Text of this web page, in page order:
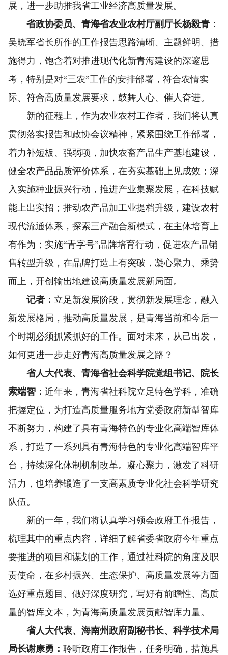
展，进一步助推我省工业经济高质量发展。
省政协委员、青海省农业农村厅副厅长杨毅青：
吴晓军省长所作的工作报告思路清晰、主题鲜明、措
施得力，饱含着对推进现代化新青海建设的深邃思
考，特别是对“三农”工作的安排部署，符合农情实
际、符合高质量发展要求，鼓舞人心、催人奋进。
新的征程上，作为农业农村工作者，我们将认真
贯彻落实报告和政协会议精神，紧紧围绕工作部署，
着力补短板、强弱项，加快农畜产品生产基地建设，
健全农产品品质评价体系，在夯实基础上见成效；深
入实施种业振兴行动，推进产业集聚发展，在科技赋
能上出实招；推动农产品加工业提档升级，建设农村
现代流通体系，探索三产融合新模式，在主体培育上
有作为；实施“青字号”品牌培育行动，促进农产品销
售转型升级，在品牌打造上有突破，凝心聚力、乘势
而上，开创输出地建设高质量发展新局面。
记者： 立足新发展阶段，贯彻新发展理念，融入
新发展格局，推动高质量发展，是青海当前和今后一
个时期必须抓紧抓好的工作。面对未来，从己出发，
如何更进一步走好青海高质量发展之路？
省人大代表、青海省社会科学院党组书记、院长
索端智： 近年来，青海省社科院立足特色学科，准确
把握定位，为打造高质量服务地方党委政府新型智库
不断努力，构建了具有青海特色的专业化高端智库体
系，打造了一系列具有青海特色的专业化高端智库平
台，持续深化体制机制改革。凝心聚力，激发了科研
活力，也培养锻造了一支高素质专业化社会科学研究
队伍。
新的一年，我们将认真学习领会政府工作报告，
梳理其中的重点内容，详细了解省委省政府今年重点
要推进的项目和谋划的工作，通过社科院的角度及职
责使命，在乡村振兴、生态保护、高质量发展等方面
选好重点题目、做好深度研究，写好有前瞻性、高质
量的智库文本，为青海高质量发展贡献智库力量。
省人大代表、海南州政府副秘书长、科学技术局
局长谢康勇： 聆听政府工作报告，任务明确，措施具